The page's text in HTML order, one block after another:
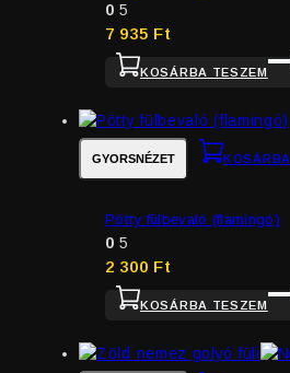
0 5
7 935 Ft
KOSÁRBA TESZEM
GYORSNÉZET
Pötty fülbevaló (flamingó)
0 5
2 300 Ft
KOSÁRBA TESZEM